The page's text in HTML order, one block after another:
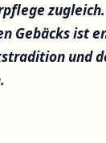
Gebäcks ist
und